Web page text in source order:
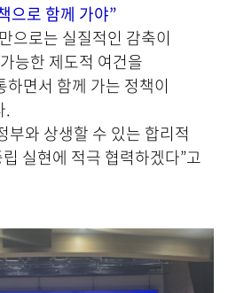
으로 함께 가야”
으로는 실질적인 감축이
능한 제도적 여건을
면서 함께 가는 정책이
.
부와 상생할 수 있는 합리적
실현에 적극 협력하겠다”고